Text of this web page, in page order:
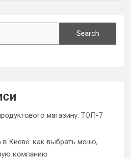
Search
магазину: ТОП-7
в Киеве: как выбрать меню,
компанию